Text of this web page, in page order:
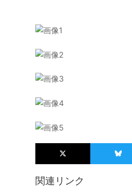
関連リンク